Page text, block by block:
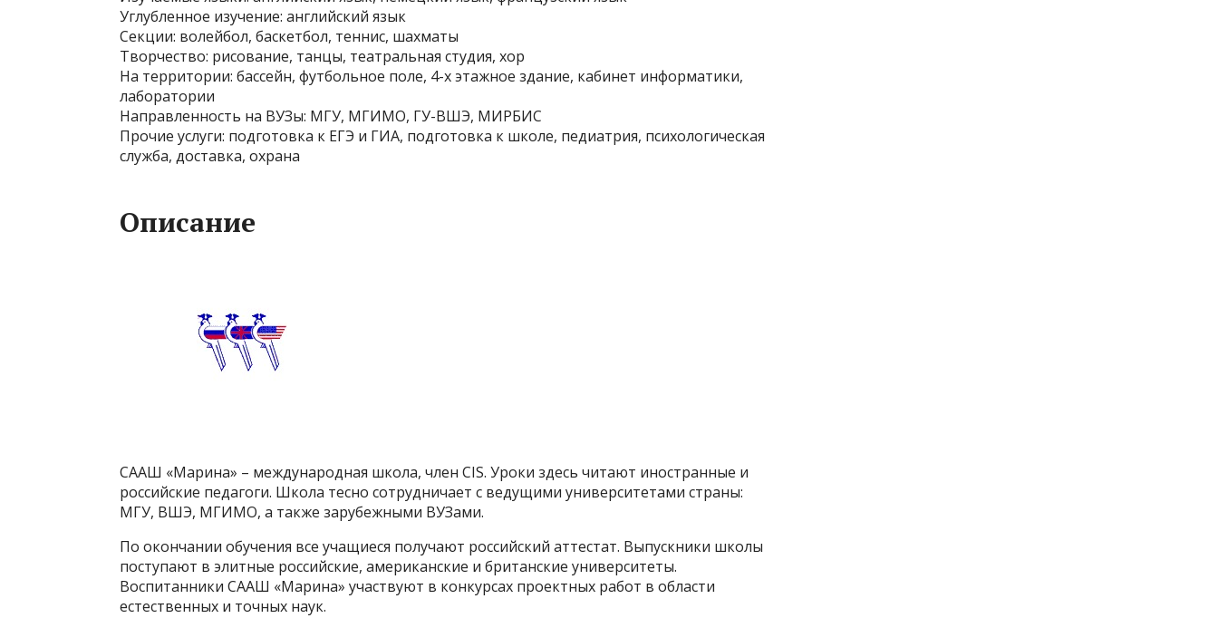
Углубленное изучение: английский язык
Секции: волейбол, баскетбол, теннис, шахматы
Творчество: рисование, танцы, театральная студия, хор
На территории: бассейн, футбольное поле, 4-х этажное здание, кабинет информатики,
лаборатории
Направленность на ВУЗы: МГУ, МГИМО, ГУ-ВШЭ, МИРБИС
Прочие услуги: подготовка к ЕГЭ и ГИА, подготовка к школе, педиатрия, психологическая
служба, доставка, охрана
Описание
СААШ «Марина» – международная школа, член CIS. Уроки здесь читают иностранные и
российские педагоги. Школа тесно сотрудничает с ведущими университетами страны:
МГУ, ВШЭ, МГИМО, а также зарубежными ВУЗами.
По окончании обучения все учащиеся получают российский аттестат. Выпускники школы
поступают в элитные российские, американские и британские университеты.
Воспитанники СААШ «Марина» участвуют в конкурсах проектных работ в области
естественных и точных наук.